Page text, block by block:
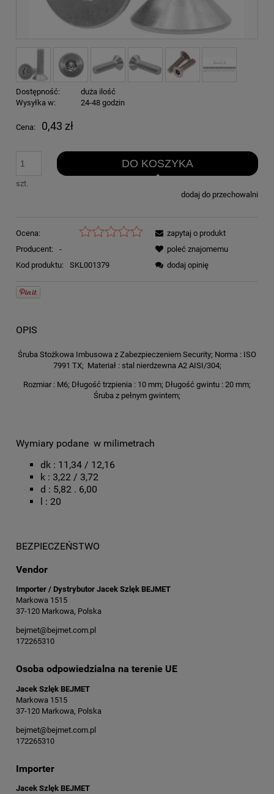
Dostępność:
duża ilość
Wysyłka w:
24-48 godzin
Cena: 0,43 zł
szt.
DO KOSZYKA
dodaj do przechowalni
Ocena:
Producent:
-
Kod produktu:
SKL001379
zapytaj o produkt
poleć znajomemu
dodaj opinię
OPIS
Śruba Stożkowa Imbusowa z Zabezpieczeniem Security; Norma : ISO
7991 TX; Materiał : stal nierdzewna A2 AISI/304;
Rozmiar : M6; Długość trzpienia : 10 mm; Długość gwintu : 20 mm;
Śruba z pełnym gwintem;
Wymiary podane w milimetrach
dk : 11,34 / 12,16
k : 3,22 / 3,72
d : 5,82 . 6,00
l : 20
BEZPIECZEŃSTWO
Vendor
Importer / Dystrybutor Jacek Szlęk BEJMET
Markowa 1515
37-120 Markowa, Polska
bejmet@bejmet.com.pl
172265310
Osoba odpowiedzialna na terenie UE
Jacek Szlęk BEJMET
Markowa 1515
37-120 Markowa, Polska
bejmet@bejmet.com.pl
172265310
Importer
Jacek Szlęk BEJMET